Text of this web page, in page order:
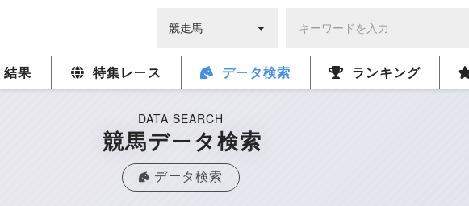
果 特集レース データ検索 ランキング
DATA SEARCH
競馬データ検索
データ検索